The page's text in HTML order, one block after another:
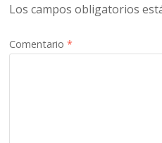
Los campos obligatorios
Comentario*